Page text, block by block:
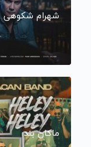
شهرام شکوهی
ماکان بند